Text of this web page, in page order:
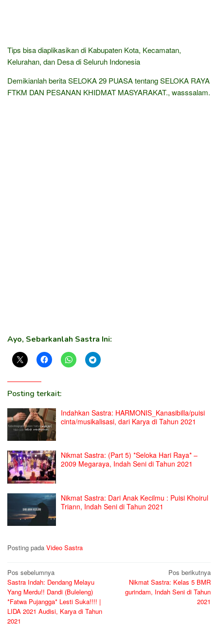
Tips bisa diaplikasikan di Kabupaten Kota, Kecamatan,
Kelurahan, dan Desa di Seluruh Indonesia
Demikianlah berita SELOKA 29 PUASA tentang SELOKA RAYA
FTKM DAN PESANAN KHIDMAT MASYARAKAT., wasssalam.
Ayo, Sebarkanlah Sastra Ini:
Posting terkait:
Indahkan Sastra: HARMONIS_Kanasibilla/puisi
cinta/musikalisasi, dari Karya di Tahun 2021
Nikmat Sastra: (Part 5) *Seloka Hari Raya* –
2009 Megaraya, Indah Seni di Tahun 2021
Nikmat Sastra: Dari Anak Kecilmu : Puisi Khoirul
Triann, Indah Seni di Tahun 2021
Posting pada Video Sastra
Navigasi
pos
Pos sebelumnya
Sastra Indah: Dendang Melayu
Yang Merdu!! Dandi (Buleleng)
*Fatwa Pujangga* Lesti Suka!!!! |
LIDA 2021 Audisi, Karya di Tahun
2021
Pos berikutnya
Nikmat Sastra: Kelas 5 BMR
gurindam, Indah Seni di Tahun
2021